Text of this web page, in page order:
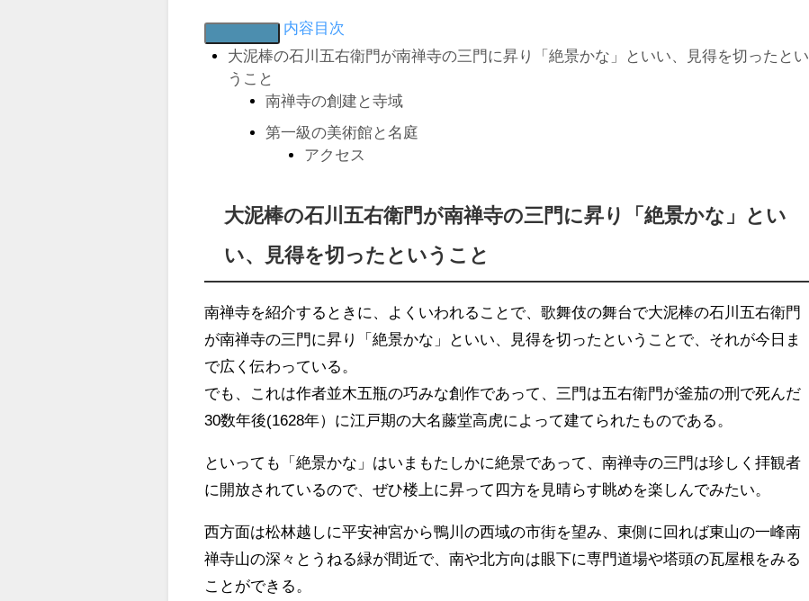
内容目次
大泥棒の石川五右衛門が南禅寺の三門に昇り「絶景かな」といい、見得を切ったとい
うこと
南禅寺の創建と寺域
第一級の美術館と名庭
アクセス
大泥棒の石川五右衛門が南禅寺の三門に昇り「絶景かな」とい
い、見得を切ったということ
南禅寺を紹介するときに、よくいわれることで、歌舞伎の舞台で大泥棒の石川五右衛門
が南禅寺の三門に昇り「絶景かな」といい、見得を切ったということで、それが今日ま
で広く伝わっている。
でも、これは作者並木五瓶の巧みな創作であって、三門は五右衛門が釜茄の刑で死んだ
30数年後(1628年）に江戸期の大名藤堂高虎によって建てられたものである。
といっても「絶景かな」はいまもたしかに絶景であって、南禅寺の三門は珍しく拝観者
に開放されているので、ぜひ楼上に昇って四方を見晴らす眺めを楽しんでみたい。
西方面は松林越しに平安神宮から鴨川の西域の市街を望み、東側に回れば東山の一峰南
禅寺山の深々とうねる緑が間近で、南や北方向は眼下に専門道場や塔頭の瓦屋根をみる
ことができる。